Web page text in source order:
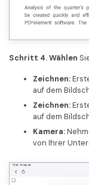
Schritt 4. Wählen
Zeichnen:
auf dem
Zeichnen:
auf dem
Kamera:
von Ihrer